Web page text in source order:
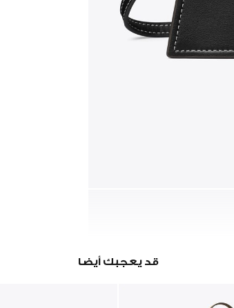
قد يعجبك أيضا